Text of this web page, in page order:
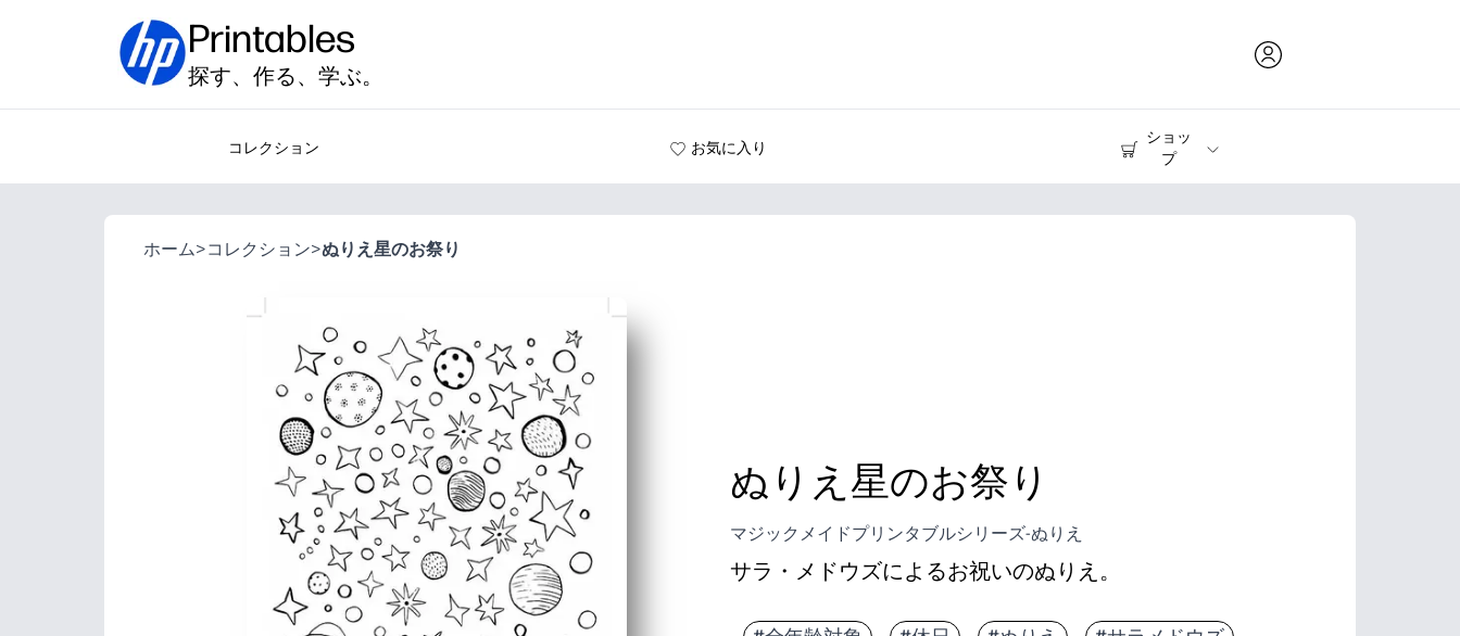
Printables
探す、作る、学ぶ。
コレクション お気に入り
ショッ
プ
プリンター
ホーム>コレクション>ぬりえ星のお祭り
ぬりえ星のお祭り
マジックメイドプリンタブルシリーズ-ぬりえ
サラ・メドウズによるお祝いのぬりえ。